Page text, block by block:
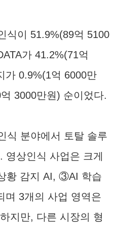
식이 51.9%(89억 5100
가 41.2%(71억
가 0.9%(1억 6000만
3000만원) 순이었다.
식 분야에서 토탈 솔루
영상인식 사업은 크게
황 감지 AI, ③AI 학습
며 3개의 사업 영역은
지만, 다른 시장의 형